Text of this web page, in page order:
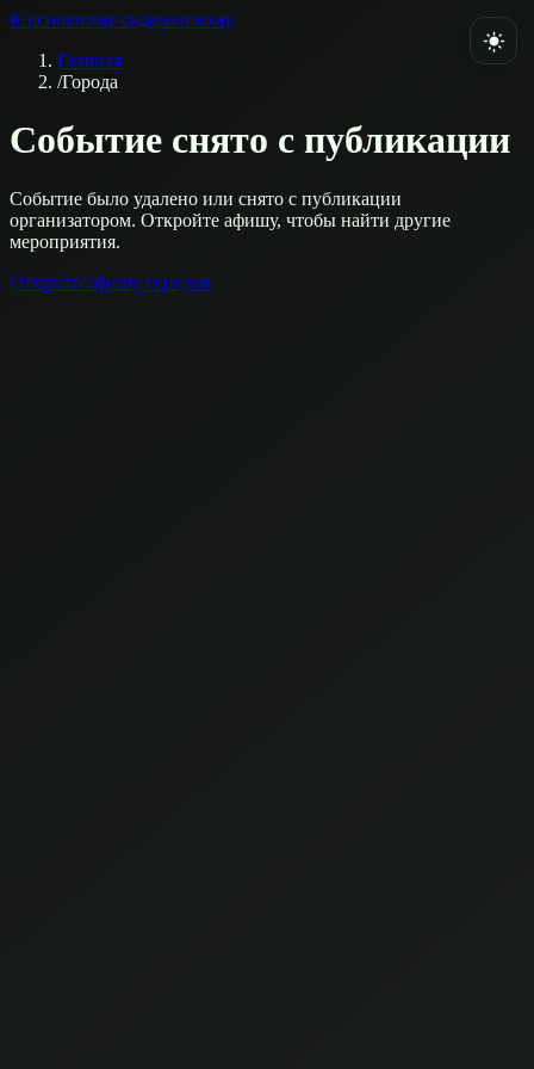
К основному содержимому
Главная
/Города
Событие снято с публикации
Событие было удалено или снято с публикации
организатором. Откройте афишу, чтобы найти другие
мероприятия.
Открыть афишу городов